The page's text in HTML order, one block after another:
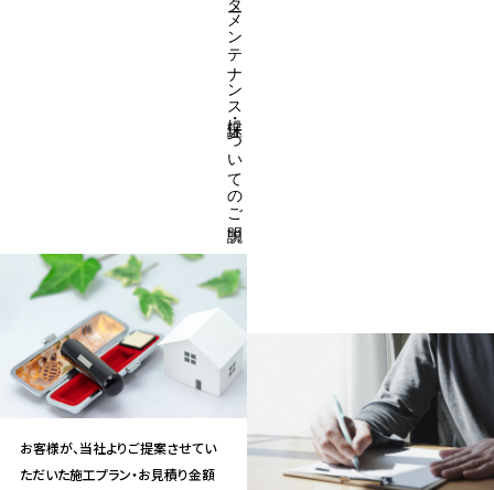
ご契約及びアフターメンテナンス・保証についてのご説明
お客様が、当社よりご提案させてい
ただいた施工プラン・お見積り金額